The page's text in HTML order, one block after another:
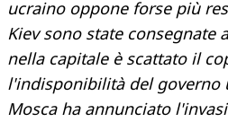
ucraino oppone forse più
Kiev sono state consegnate
nella capitale è scattato il
l'indisponibilità del governo
Mosca ha annunciato